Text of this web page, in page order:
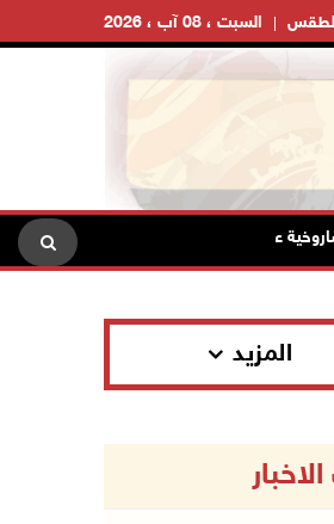
السبت ، 08 آب ، 2026
على المملكة العربية السعودية والجمهورية
المزيد